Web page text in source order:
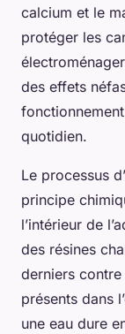
calcium et le
protéger les
des effets
quotidien.
Le processus
principe
l’intérieur de
des résines
derniers
présents dans
une eau dure